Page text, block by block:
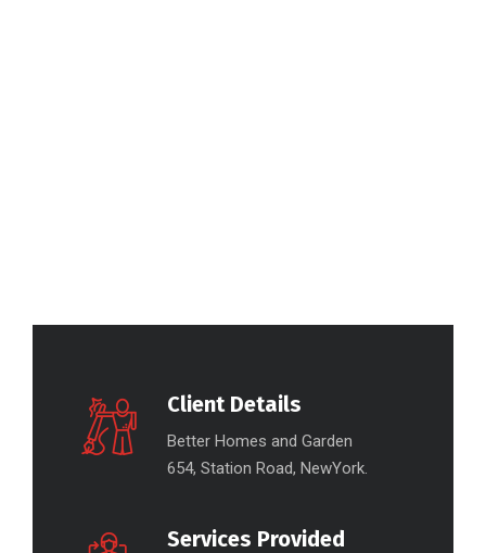
Client Details
Better Homes and Garden
654, Station Road, NewYork.
Services Provided